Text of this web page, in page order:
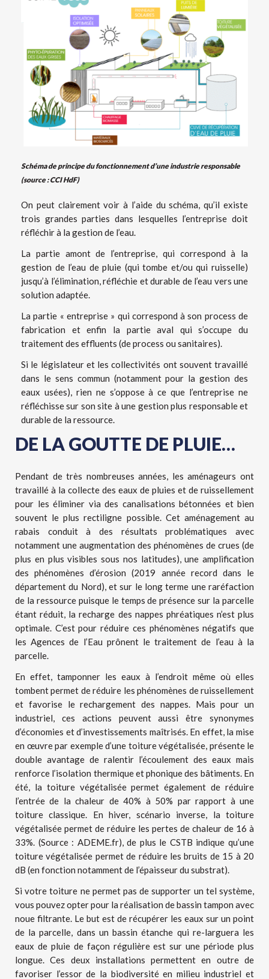
Schéma de principe du fonctionnement d’une industrie responsable
(source : CCI HdF)
On peut clairement voir à l’aide du schéma, qu’il existe
trois grandes parties dans lesquelles l’entreprise doit
réfléchir à la gestion de l’eau.
La partie amont de l’entreprise, qui correspond à la
gestion de l’eau de pluie (qui tombe et/ou qui ruisselle)
jusqu’à l’élimination, réfléchie et durable de l’eau vers une
solution adaptée.
La partie « entreprise » qui correspond à son process de
fabrication et enfin la partie aval qui s’occupe du
traitement des effluents (de process ou sanitaires).
Si le législateur et les collectivités ont souvent travaillé
dans le sens commun (notamment pour la gestion des
eaux usées), rien ne s’oppose à ce que l’entreprise ne
réfléchisse sur son site à une gestion plus responsable et
durable de la ressource.
DE LA GOUTTE DE PLUIE…
Pendant de très nombreuses années, les aménageurs ont
travaillé à la collecte des eaux de pluies et de ruissellement
pour les éliminer via des canalisations bétonnées et bien
souvent le plus rectiligne possible. Cet aménagement au
rabais conduit à des résultats problématiques avec
notamment une augmentation des phénomènes de crues (de
plus en plus visibles sous nos latitudes), une amplification
des phénomènes d’érosion (2019 année record dans le
département du Nord), et sur le long terme une raréfaction
de la ressource puisque le temps de présence sur la parcelle
étant réduit, la recharge des nappes phréatiques n’est plus
optimale. C’est pour réduire ces phénomènes négatifs que
les Agences de l’Eau prônent le traitement de l’eau à la
parcelle.
En effet, tamponner les eaux à l’endroit même où elles
tombent permet de réduire les phénomènes de ruissellement
et favorise le rechargement des nappes. Mais pour un
industriel, ces actions peuvent aussi être synonymes
d’économies et d’investissements maîtrisés. En effet, la mise
en œuvre par exemple d’une toiture végétalisée, présente le
double avantage de ralentir l’écoulement des eaux mais
renforce l’isolation thermique et phonique des bâtiments. En
été, la toiture végétalisée permet également de réduire
l’entrée de la chaleur de 40% à 50% par rapport à une
toiture classique. En hiver, scénario inverse, la toiture
végétalisée permet de réduire les pertes de chaleur de 16 à
33%. (Source : ADEME.fr), de plus le CSTB indique qu’une
toiture végétalisée permet de réduire les bruits de 15 à 20
dB (en fonction notamment de l’épaisseur du substrat).
Si votre toiture ne permet pas de supporter un tel système,
vous pouvez opter pour la réalisation de bassin tampon avec
noue filtrante. Le but est de récupérer les eaux sur un point
de la parcelle, dans un bassin étanche qui re-larguera les
eaux de pluie de façon régulière est sur une période plus
longue. Ces deux installations permettent en outre de
favoriser l’essor de la biodiversité en milieu industriel et